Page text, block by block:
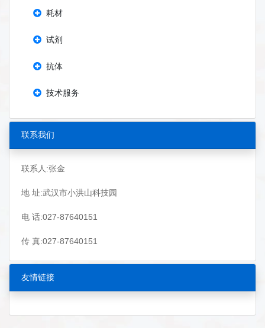
耗材
试剂
抗体
技术服务
联系我们
联系人:张金
地 址:武汉市小洪山科技园
电 话:027-87640151
传 真:027-87640151
友情链接